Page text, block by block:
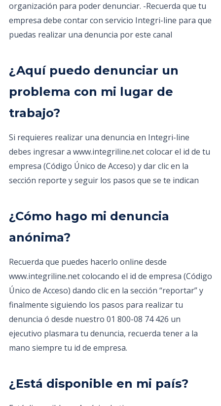
organización para poder denunciar. -Recuerda que tu
empresa debe contar con servicio Integri-line para que
puedas realizar una denuncia por este canal
¿Aquí puedo denunciar un
problema con mi lugar de
trabajo?
Si requieres realizar una denuncia en Integri-line
debes ingresar a www.integriline.net colocar el id de tu
empresa (Código Único de Acceso) y dar clic en la
sección reporte y seguir los pasos que se te indican
¿Cómo hago mi denuncia
anónima?
Recuerda que puedes hacerlo online desde
www.integriline.net colocando el id de empresa (Código
Único de Acceso) dando clic en la sección “reportar” y
finalmente siguiendo los pasos para realizar tu
denuncia ó desde nuestro 01 800-08 74 426 un
ejecutivo plasmara tu denuncia, recuerda tener a la
mano siempre tu id de empresa.
¿Está disponible en mi país?